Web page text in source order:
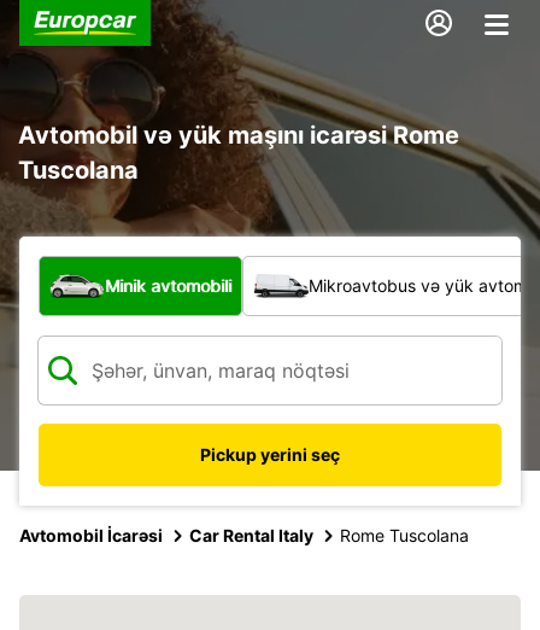
Avtomobil və yük maşını icarəsi Rome
Tuscolana
Hansı növ nəqliyyat vasitəsi?
Minik avtomobili Mikroavtobus və yük
Pickup yerini seç
Avtomobil İcarəsi Car Rental Italy Rome Tuscolana